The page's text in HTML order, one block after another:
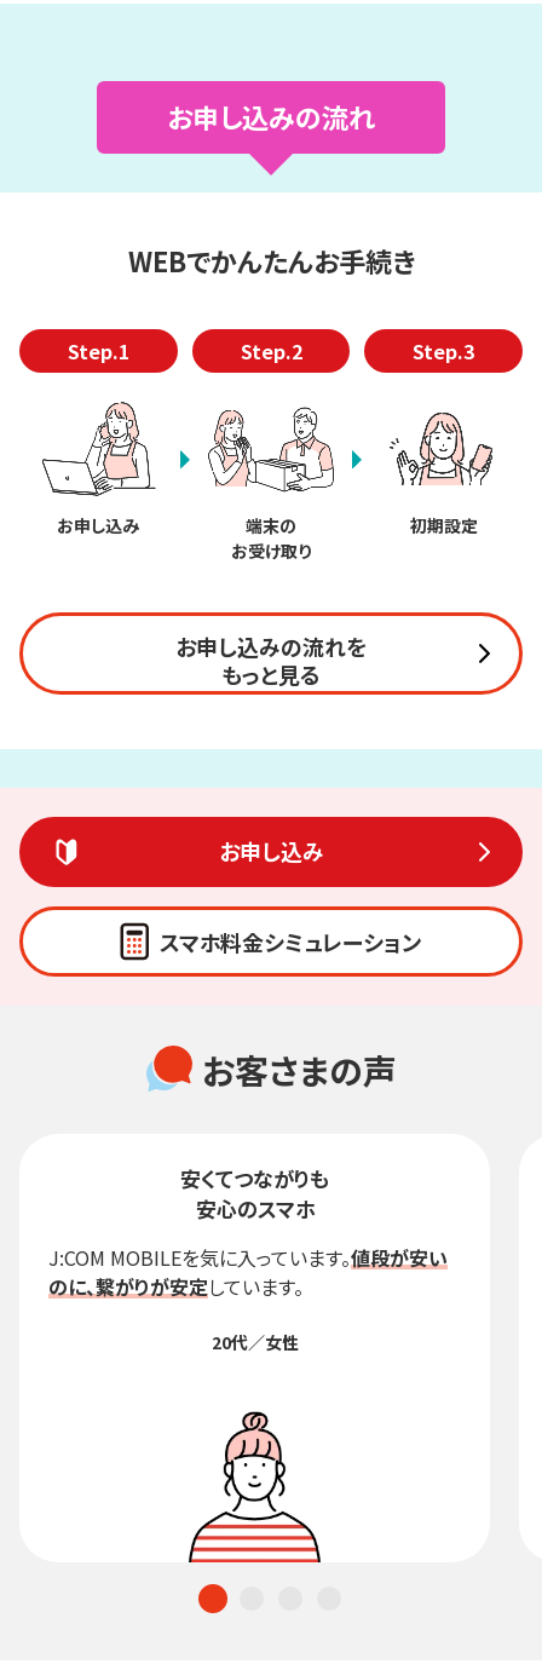
お申し込みの流れ
WEBでかんたんお手続き
Step.1
お申し込み
Step.2
端末の
お受け取り
Step.3
初期設定
お申し込みの流れを
もっと見る
お申し込み
スマホ料金シミュレーション
お客さまの声
安くてつながりも
安心のスマホ
J:COM MOBILEを気に入っています。値段が安い
のに、繋がりが安定しています。
20代／女性